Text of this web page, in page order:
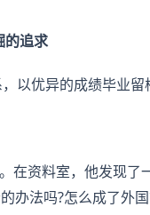
的追求
以优异的成绩毕业留
在资料室，他发现了
办法吗?怎么成了外国